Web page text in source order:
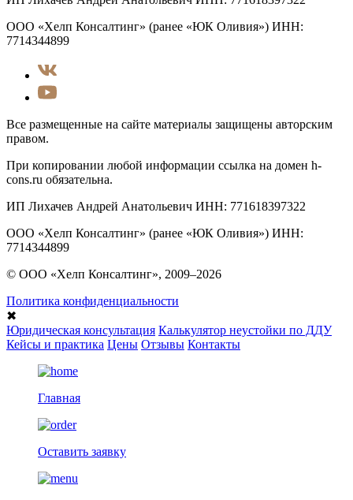
ООО «Хелп Консалтинг» (ранее «ЮК Оливия») ИНН:
7714344899
Все размещенные на сайте материалы защищены авторским
правом.
При копировании любой информации ссылка на домен h-
cons.ru обязательна.
ИП Лихачев Андрей Анатольевич ИНН: 771618397322
ООО «Хелп Консалтинг» (ранее «ЮК Оливия») ИНН:
7714344899
© ООО «Хелп Консалтинг», 2009–2026
Политика конфиденциальности
✖
Юридическая консультация Калькулятор неустойки по ДДУ
Кейсы и практика Цены Отзывы Контакты
Главная
Оставить заявку